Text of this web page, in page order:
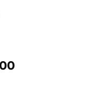
Rango